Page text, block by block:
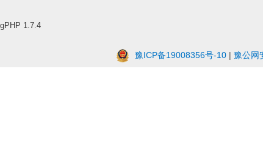
1.7.4
豫ICP备19008356号-10 | 豫公网